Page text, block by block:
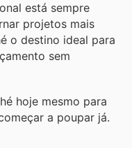
está sempre
projetos mais
o destino ideal para
sem
hoje mesmo para
a poupar já.